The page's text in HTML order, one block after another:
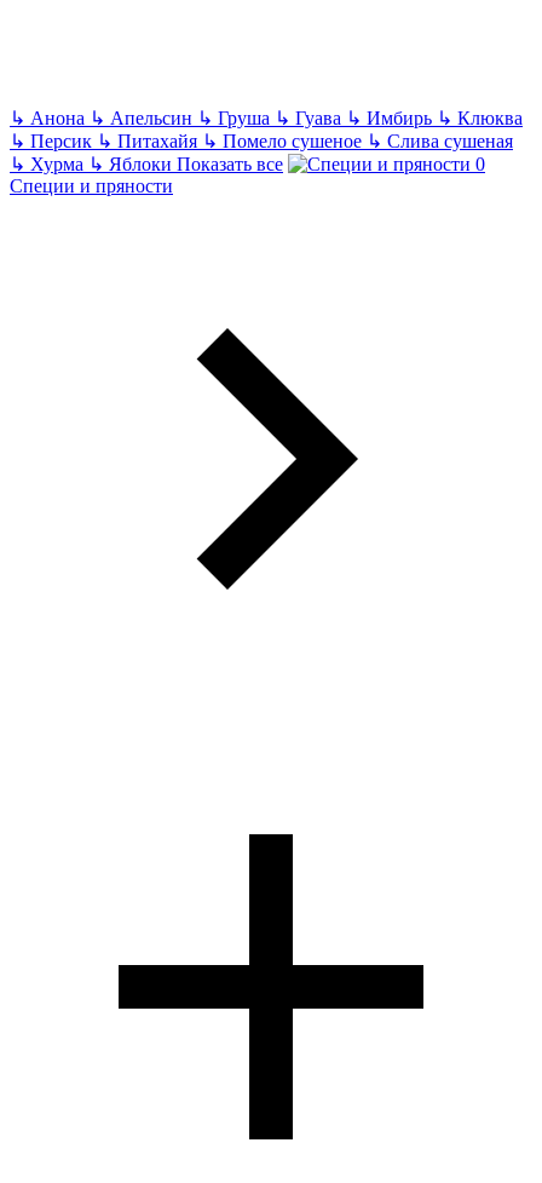
↳ Анона ↳ Апельсин ↳ Груша ↳ Гуава ↳ Имбирь ↳ Клюква
↳ Персик ↳ Питахайя ↳ Помело сушеное ↳ Слива сушеная
↳ Хурма ↳ Яблоки Показать все
Специи и пряности